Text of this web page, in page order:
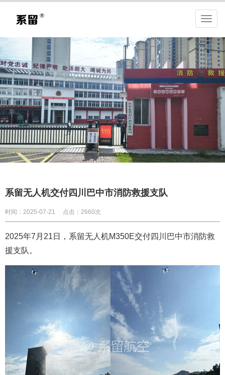
系留无人机交付四川巴中市消防救援支队
时间：2025-07-21 点击：2660次
2025年7月21日，系留无人机M350E交付四川巴中市消防救
援支队。